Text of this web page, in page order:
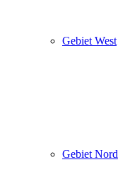
Gebiet West
Gebiet Nord